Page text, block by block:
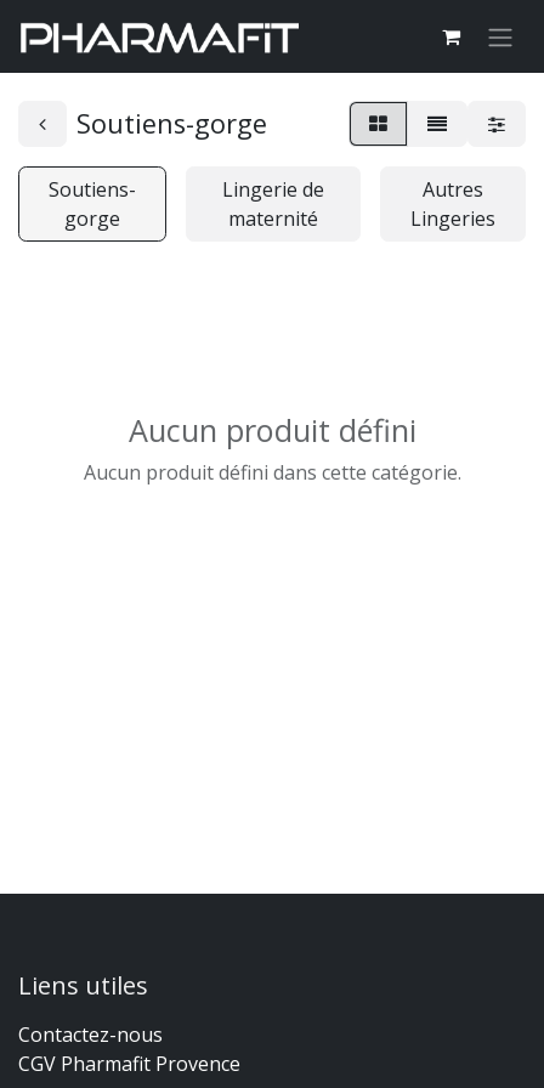
Soutiens-gorge
Soutiens-
gorge
Lingerie de
maternité
Autres
Lingeries
Aucun produit défini
Aucun produit défini dans cette catégorie.
Liens utiles
Contactez-nous
CGV Pharmafit Provence